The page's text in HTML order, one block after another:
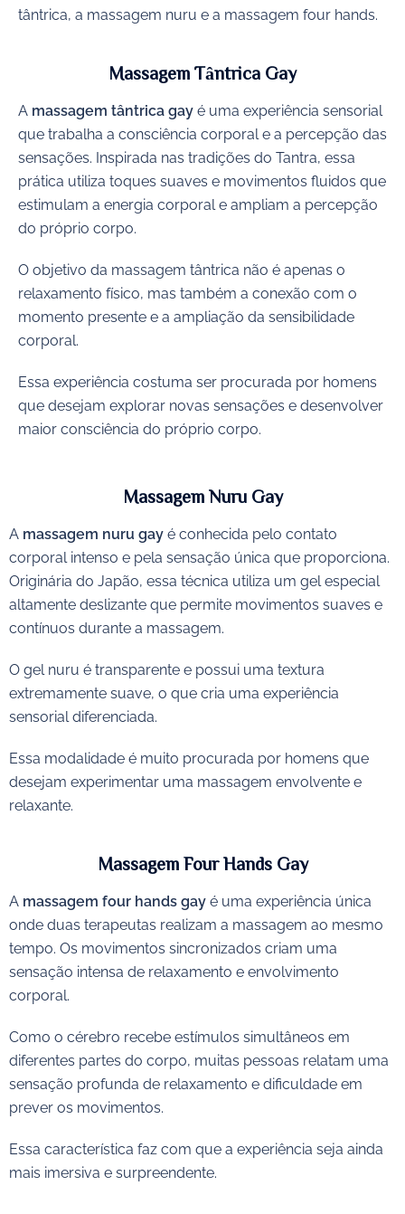
tântrica, a massagem nuru e a massagem four hands.
Massagem Tântrica Gay
A massagem tântrica gay é uma experiência sensorial
que trabalha a consciência corporal e a percepção das
sensações. Inspirada nas tradições do Tantra, essa
prática utiliza toques suaves e movimentos fluidos que
estimulam a energia corporal e ampliam a percepção
do próprio corpo.
O objetivo da massagem tântrica não é apenas o
relaxamento físico, mas também a conexão com o
momento presente e a ampliação da sensibilidade
corporal.
Essa experiência costuma ser procurada por homens
que desejam explorar novas sensações e desenvolver
maior consciência do próprio corpo.
Massagem Nuru Gay
A massagem nuru gay é conhecida pelo contato
corporal intenso e pela sensação única que proporciona.
Originária do Japão, essa técnica utiliza um gel especial
altamente deslizante que permite movimentos suaves e
contínuos durante a massagem.
O gel nuru é transparente e possui uma textura
extremamente suave, o que cria uma experiência
sensorial diferenciada.
Essa modalidade é muito procurada por homens que
desejam experimentar uma massagem envolvente e
relaxante.
Massagem Four Hands Gay
A massagem four hands gay é uma experiência única
onde duas terapeutas realizam a massagem ao mesmo
tempo. Os movimentos sincronizados criam uma
sensação intensa de relaxamento e envolvimento
corporal.
Como o cérebro recebe estímulos simultâneos em
diferentes partes do corpo, muitas pessoas relatam uma
sensação profunda de relaxamento e dificuldade em
prever os movimentos.
Essa característica faz com que a experiência seja ainda
mais imersiva e surpreendente.